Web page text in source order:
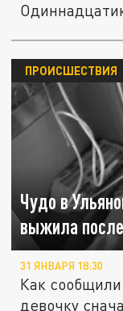
Чудо в
выжила
ПРОИСШЕСТВИЯ
31 ЯНВАРЯ 18:30
Как
девочку